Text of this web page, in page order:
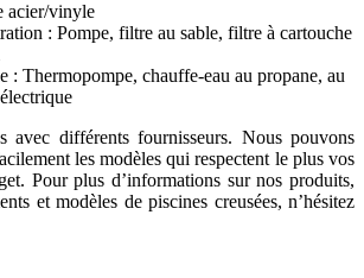
acier/vinyle
: Pompe, filtre au sable, filtre à cartouche
: Thermopompe, chauffe-eau au propane, au
avec différents fournisseurs. Nous pouvons
les modèles qui respectent le plus vos
Pour plus d’informations sur nos produits,
et modèles de piscines creusées, n’hésitez